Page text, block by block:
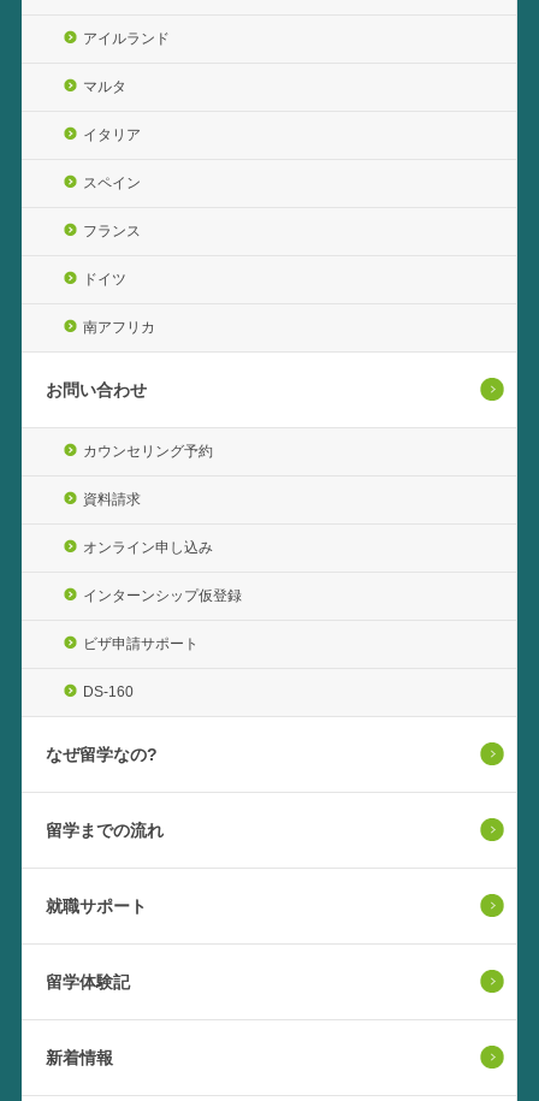
アイルランド
マルタ
イタリア
スペイン
フランス
ドイツ
南アフリカ
お問い合わせ
カウンセリング予約
資料請求
オンライン申し込み
インターンシップ仮登録
ビザ申請サポート
DS-160
なぜ留学なの?
留学までの流れ
就職サポート
留学体験記
新着情報